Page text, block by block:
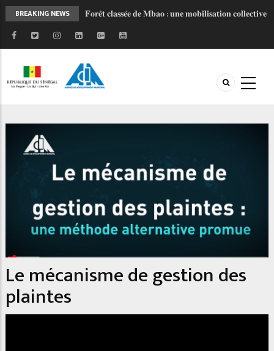
BREAKING NEWS
𝐅𝐨𝐫𝐞̂𝐭 𝐜𝐥𝐚𝐬𝐬𝐞́𝐞 𝐝𝐞 𝐌𝐛𝐚𝐨 : 𝐮𝐧𝐞 𝐦𝐨𝐛𝐢𝐥𝐢𝐬𝐚𝐭𝐢𝐨𝐧 𝐜𝐨𝐥𝐥𝐞𝐜𝐭𝐢𝐯𝐞
𝐩𝐨𝐮𝐫 𝐮𝐧 𝐚𝐯𝐞𝐧𝐢𝐫 𝐩𝐥𝐮𝐬 𝐫𝐞́𝐬𝐢𝐥𝐢𝐞𝐧𝐭
𝐋𝐚𝐧𝐜𝐞𝐦𝐞𝐧𝐭 𝐝𝐞 𝐥’𝐎𝐁𝐅𝐈𝐋𝐎𝐂 : 𝐔𝐧 𝐧𝐨𝐮𝐯𝐞𝐥 𝐨𝐮𝐭𝐢𝐥 𝐩𝐨𝐮𝐫
𝐏𝐑𝐎𝐆𝐄𝐏 𝟐 - 𝐅𝐚𝐜𝐞 𝐚̀ 𝐥'𝐡𝐢𝐯𝐞𝐫𝐧𝐚𝐠𝐞, 𝐥𝐚 𝐦𝐨𝐛𝐢𝐥𝐢𝐬𝐚𝐭𝐢𝐨𝐧
𝐜𝐨𝐧𝐭𝐢𝐧𝐮𝐞
𝐉𝐎𝐉 𝐃𝐚𝐤𝐚𝐫 𝟐𝟎𝟐𝟔 : 𝐒𝐚𝐧𝐠𝐚𝐥𝐤𝐚𝐦 𝐬𝐞 𝐦𝐨𝐛𝐢𝐥𝐢𝐬𝐞 𝐚𝐮 𝐜𝐨𝐭𝐞́
Le mécanisme de gestion des
plaintes